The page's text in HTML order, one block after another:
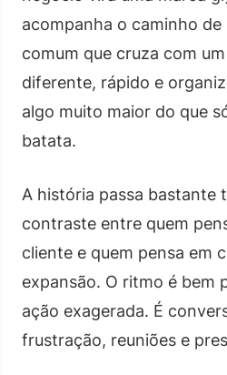
acompanha o caminho
comum que cruza com
diferente, rápido e
algo muito maior do que
batata.
A história passa bastante
contraste entre quem
cliente e quem pensa em
expansão. O ritmo é bem
ação exagerada. É
frustração, reuniões e